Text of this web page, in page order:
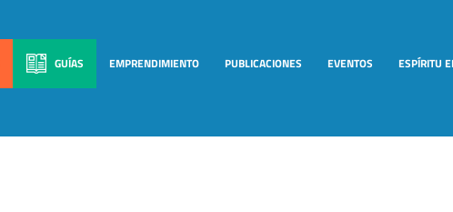
GUÍAS EMPRENDIMIENTO PUBLICACIONES EVENTOS ESPÍRITU